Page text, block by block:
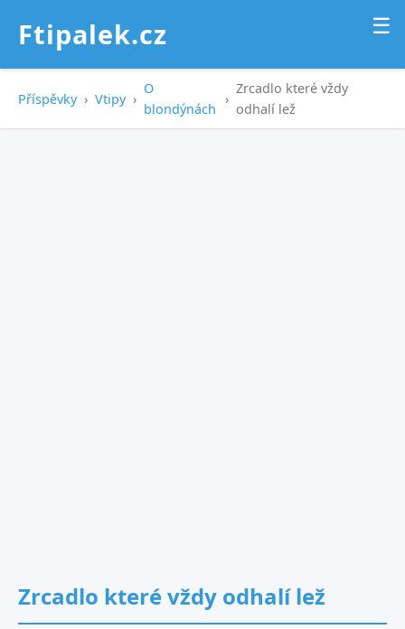
Ftipalek.cz ☰
Příspěvky › Vtipy ›
O
blondýnách
›
Zrcadlo které vždy
odhalí lež
Zrcadlo které vždy odhalí lež